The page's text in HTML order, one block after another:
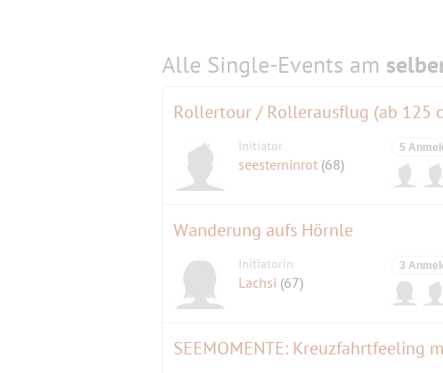
Alle Single-Events am
Initiator
seesterninrot (68)
5
Wanderung aufs Hörnle
Initiatorin
Lachsi (67)
3
SEEMOMENTE: Kreuzfahrtfeeling